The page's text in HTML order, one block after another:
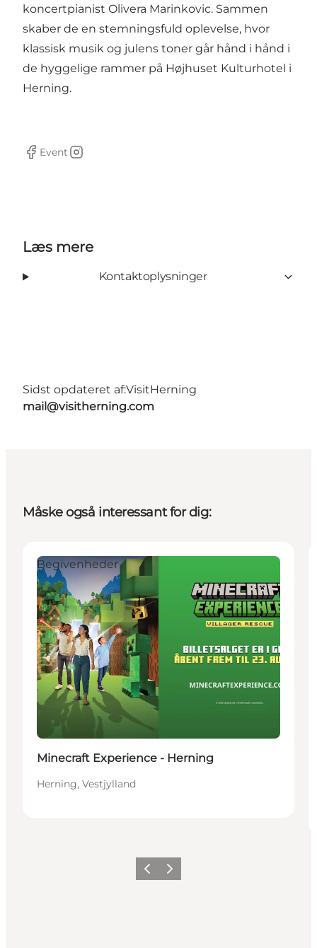
koncertpianist Olivera Marinkovic. Sammen
skaber de en stemningsfuld oplevelse, hvor
klassisk musik og julens toner går hånd i hånd i
de hyggelige rammer på Højhuset Kulturhotel i
Herning.
Facebook
Event
Instagram
Læs mere
Kontaktoplysninger
Sidst opdateret af:VisitHerning
mail@visitherning.com
Måske også interessant for dig:
Begivenheder
Minecraft Experience - Herning
Herning, Vestjylland
Forrige billede
Næste billede